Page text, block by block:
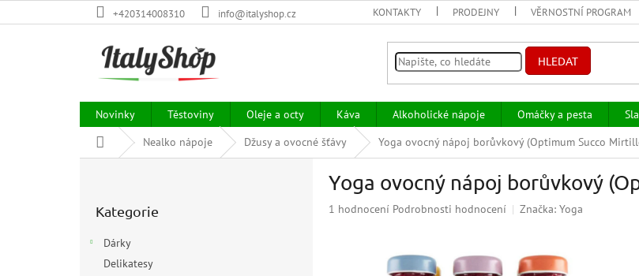
na
+420314008310 info@italyshop.cz KONTAKTY PRODEJNY VĚRNOSTNÍ PROGRAM
HLEDAT
Novinky Těstoviny Oleje a octy Káva Alkoholické nápoje Omáčky a pesta
Domů
Nealko nápoje Džusy a ovocné šťávy Yoga ovocný nápoj borůvkový (Optimum Succo
kategorie
Kategorie
Dárky
Delikatesy
Yoga ovocný nápoj borůvkový
Průměrné
1 hodnocení Podrobnosti hodnocení Značka: Yoga